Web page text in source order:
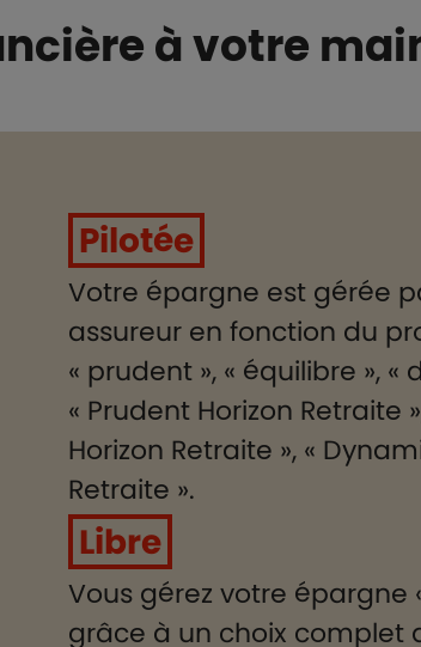
à votre
Pilotée
Votre épargne est gérée
assureur en fonction du
« prudent », « équilibre »,
« Prudent Horizon Retraite
Horizon Retraite », «
Retraite ».
Libre
Vous gérez votre épargne
grâce à un choix complet